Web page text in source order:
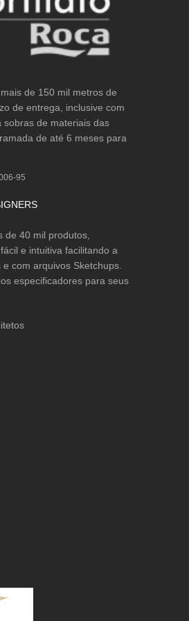
de 150 mil metros de
de entrega, inclusive com
sobras de materiais das
de até 6 meses para
95
de 40 mil produtos,
e intuitiva facilitando a
com arquivos Sketchups.
especificadores para seus